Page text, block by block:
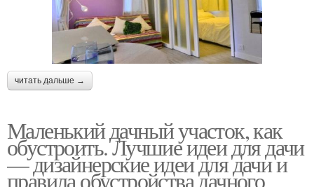
читать дальше →
Маленький дачный участок, как
обустроить. Лучшие идеи для дачи
— дизайнерские идеи для дачи и
правила обустройства дачного